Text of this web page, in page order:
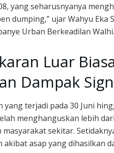
yang seharusnyanya
dumping,” ujar Wahyu Eka
Urban Berkeadilan Walhi.
Luar
Dampak
yang terjadi pada 30 Juni
menghanguskan lebih
masyarakat sekitar.
akibat asap yang dihasilkan